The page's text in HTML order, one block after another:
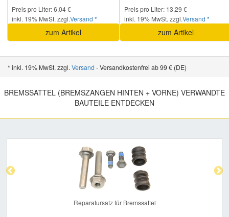
Preis pro Liter: 6,04 €
inkl. 19% MwSt. zzgl.Versand *
zum Artikel
Preis pro Liter: 13,29 €
inkl. 19% MwSt. zzgl.Versand *
zum Artikel
* inkl. 19% MwSt. zzgl. Versand - Versandkostenfrei ab 99 € (DE)
BREMSSATTEL (BREMSZANGEN HINTEN + VORNE) VERWANDTE
BAUTEILE ENTDECKEN
Reparatursatz für Bremssattel